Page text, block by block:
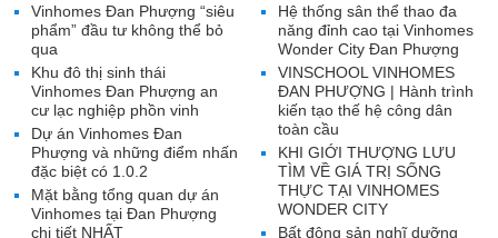
Hệ thống sân thể thao đa
năng đỉnh cao tại Vinhomes
Wonder City Đan Phượng
VINSCHOOL VINHOMES
ĐAN PHƯỢNG | Hành trình
kiến tạo thế hệ công dân
toàn cầu
KHI GIỚI THƯỢNG LƯU
TÌM VỀ GIÁ TRỊ SỐNG
THỰC TẠI VINHOMES
WONDER CITY
Bất động sản nghĩ dưỡng
Vinhomes Đan Phượng “siêu
phẩm” đầu tư không thể bỏ
qua
Khu đô thị sinh thái
Vinhomes Đan Phượng an
cư lạc nghiệp phồn vinh
Dự án Vinhomes Đan
Phượng và những điểm nhấn
đặc biệt có 1.0.2
Mặt bằng tổng quan dự án
Vinhomes tại Đan Phượng
chi tiết NHẤT